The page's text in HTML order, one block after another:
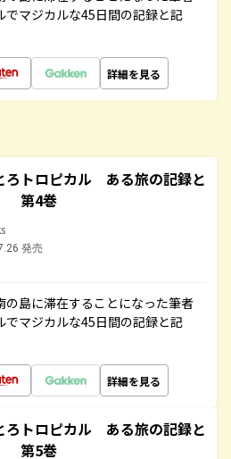
マジカルな45日間の記録と記
詳細を見る
ろトロピカル ある旅の記録と
第4巻
発売
の島に滞在することになった筆者
マジカルな45日間の記録と記
詳細を見る
ろトロピカル ある旅の記録と
第5巻